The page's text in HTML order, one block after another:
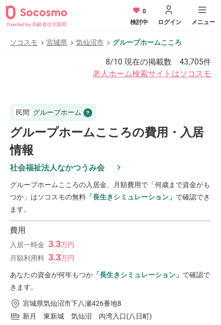
Directed by 高齢者住宅新聞
0
検討中
ログイン メニュー
ソコスモ 宮城県 気仙沼市 グループホームこころ
8/10 現在の掲載数 43,705件
老人ホーム検索サイトはソコスモ
民間 グループホーム
グループホームこころの費用・入居
情報
社会福祉法人なかつうみ会
グループホームこころの入居金、月額費用で「何歳まで資金がも
つか」はソコスモの無料 「長生きシミュレーション」 で確認でき
ます。
費用
入居一時金 3.3万円
月額利用料 3.3万円
あなたの資金が何年もつか 「長生きシミュレーション」 で確認で
きます。
宮城県気仙沼市下八瀬426番地8
新月 東新城 気仙沼 内湾入口(八日町)